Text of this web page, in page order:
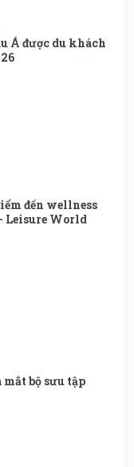
Á được du khách
đến wellness
Leisure World
bộ sưu tập